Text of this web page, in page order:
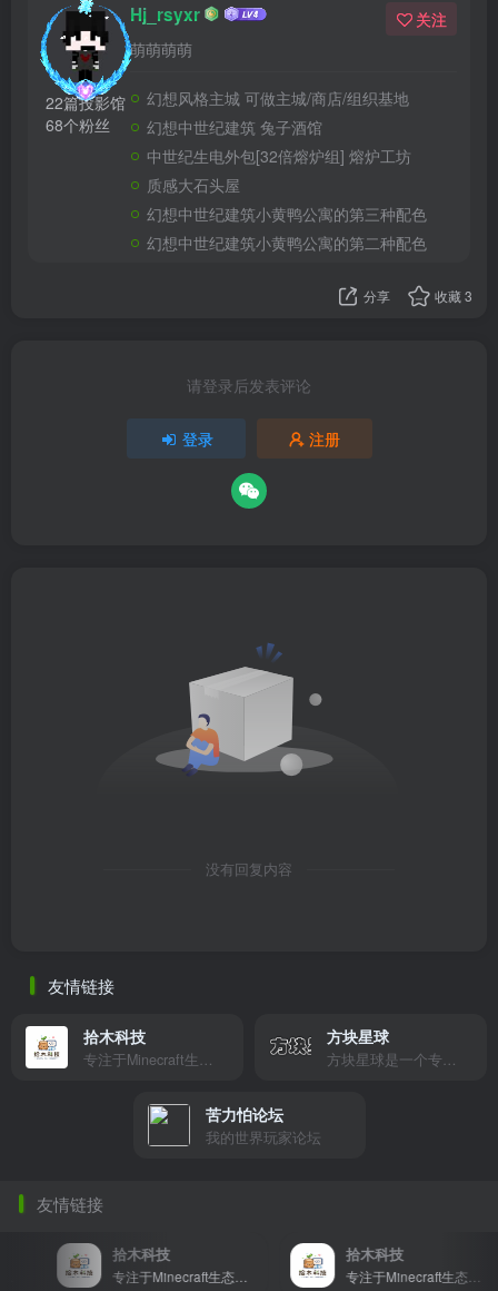
22篇投影馆
68个粉丝
Hj_rsyxr
萌萌萌萌
关注
幻想风格主城 可做主城/商店/组织基地
幻想中世纪建筑 兔子酒馆
中世纪生电外包[32倍熔炉组] 熔炉工坊
质感大石头屋
幻想中世纪建筑小黄鸭公寓的第三种配色
幻想中世纪建筑小黄鸭公寓的第二种配色
分享 收藏3
请登录后发表评论
登录 注册
没有回复内容
友情链接
拾木科技
专注于Minecraft生态建设
方块星球
方块星球是一个专注于我的世界的中文论坛，提供丰富的资源分享、玩家交流和创意展示，包括地图、皮肤、数据包等内容，打造Minecraft玩家的专属社区乐园！
苦力怕论坛
我的世界玩家论坛
友情链接
拾木科技
专注于Minecraft生态建设
拾木科技
专注于Minecraft生态建设